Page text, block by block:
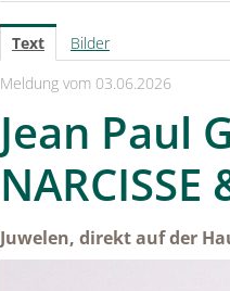
Text
Bilder
Meldung vom 03.06.2026
Jean Paul
NARCISSE
Juwelen, direkt auf der